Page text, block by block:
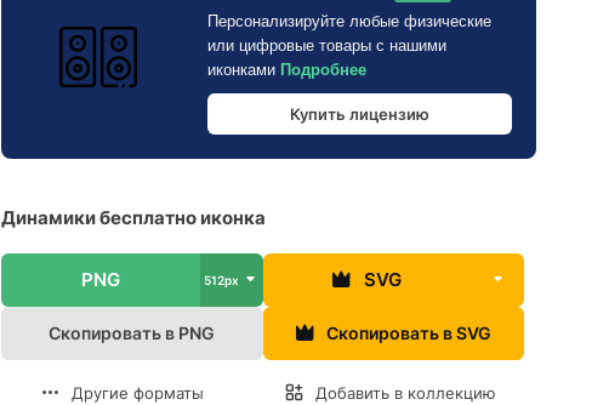
Персонализируйте любые физические
или цифровые товары с нашими
иконками Подробнее
Купить лицензию
Динамики бесплатно иконка
PNG 512px SVG
Скопировать в PNG Скопировать в SVG
Другие форматы Добавить в коллекцию